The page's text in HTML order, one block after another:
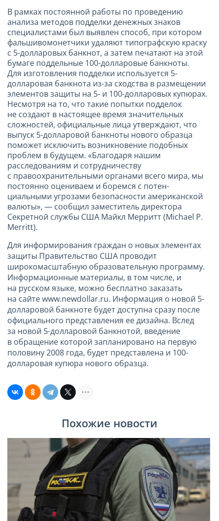
В рамках постоянной работы по проведению
анализа методов подделки денежных знаков
специалистами был выявлен способ, при котором
фальшивомонетчики удаляют типографскую краску
с 5-долларовых банкнот, а затем печатают на этой
бумаге поддельные 100-долларовые банкноты.
Для изготовления подделки используется 5-
долларовая банкнота из-за сходства в размещении
элементов защиты на 5- и 100-долларовых купюрах.
Несмотря на то, что такие попытки подделок
не создают в настоящее время значительных
сложностей, официальные лица утверждают, что
выпуск 5-долларовой банкноты нового образца
поможет исключить возникновение подобных
проблем в будущем. «Благодаря нашим
расследованиям и сотрудничеству
с правоохранительными органами всего мира, мы
постоянно оцениваем и боремся с потен-
циальными угрозами безопасности американской
валюты», — сообщил заместитель директора
Секретной службы США Майкл Мерритт (Michael P.
Merritt).
Для информирования граждан о новых элементах
защиты Правительство США проводит
широкомасштабную образовательную программу.
Информационные материалы, в том числе, и
на русском языке, можно бесплатно заказать
на сайте www.newdollar.ru. Информация о новой 5-
долларовой банкноте будет доступна сразу после
официального представления ее дизайна. Вслед
за новой 5-долларовой банкнотой, введение
в обращение которой запланировано на первую
половину 2008 года, будет представлена и 100-
долларовая купюра нового образца.
Похожие новости